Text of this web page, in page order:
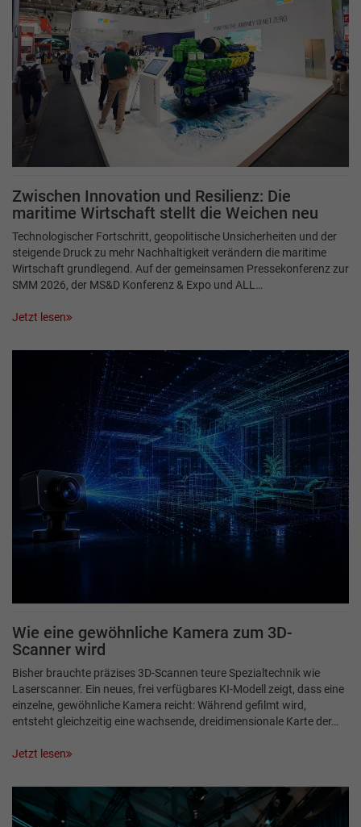
Zwischen Innovation und Resilienz: Die
maritime Wirtschaft stellt die Weichen neu
Technologischer Fortschritt, geopolitische Unsicherheiten und der
steigende Druck zu mehr Nachhaltigkeit verändern die maritime
Wirtschaft grundlegend. Auf der gemeinsamen Pressekonferenz zur
SMM 2026, der MS&D Konferenz & Expo und ALL…
Jetzt lesen
Wie eine gewöhnliche Kamera zum 3D-
Scanner wird
Bisher brauchte präzises 3D-Scannen teure Spezialtechnik wie
Laserscanner. Ein neues, frei verfügbares KI-Modell zeigt, dass eine
einzelne, gewöhnliche Kamera reicht: Während gefilmt wird,
entsteht gleichzeitig eine wachsende, dreidimensionale Karte der…
Jetzt lesen